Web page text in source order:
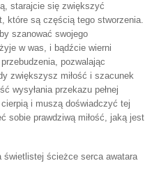
starajcie się zwiększyć
które są częścią tego stworzenia.
szanować swojego
w was, i bądźcie wierni
pozwalając
zwiększysz miłość i szacunek
wysyłania przekazu pełnej
i muszą doświadczyć tej
sobie prawdziwą miłość, jaką jest
świetlistej ścieżce serca awatara